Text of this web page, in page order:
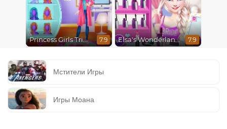
Princess Girls Trip To Aspen 7.9 Elsa's Wonderland Wedding 7.9
Мстители Игры
Игры Моана